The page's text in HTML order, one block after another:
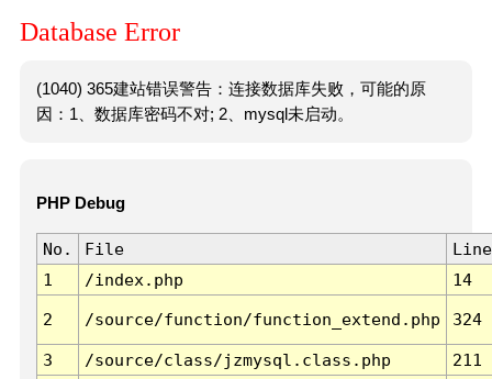
Database Error
(1040) 365建站错误警告：连接数据库失败，可能的原
因：1、数据库密码不对; 2、mysql未启动。
PHP Debug
No. File
Line
1
/index.php 14
2 /source/function/function_extend.php 324
3 /source/class/jzmysql.class.php
211